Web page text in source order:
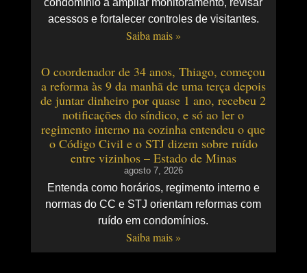
condomínio a ampliar monitoramento, revisar
acessos e fortalecer controles de visitantes.
Saiba mais »
O coordenador de 34 anos, Thiago, começou
a reforma às 9 da manhã de uma terça depois
de juntar dinheiro por quase 1 ano, recebeu 2
notificações do síndico, e só ao ler o
regimento interno na cozinha entendeu o que
o Código Civil e o STJ dizem sobre ruído
entre vizinhos – Estado de Minas
agosto 7, 2026
Entenda como horários, regimento interno e
normas do CC e STJ orientam reformas com
ruído em condomínios.
Saiba mais »